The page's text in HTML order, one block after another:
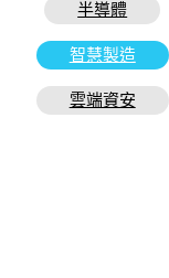
半導體
智慧製造
雲端資安